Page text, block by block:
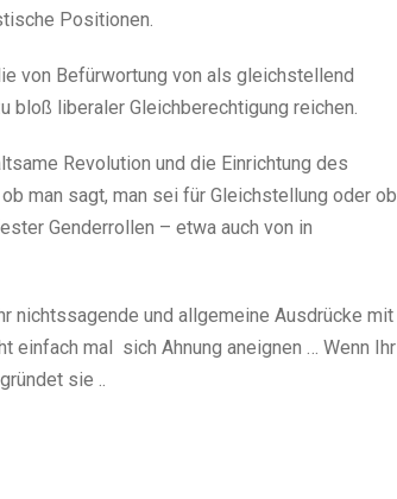
Positionen.
von Befürwortung von als gleichstellend
liberaler Gleichberechtigung reichen.
Revolution und die Einrichtung des
man sagt, man sei für Gleichstellung oder ob
Genderrollen – etwa auch von in
nichtssagende und allgemeine Ausdrücke mit
einfach mal sich Ahnung aneignen … Wenn Ihr
sie ..